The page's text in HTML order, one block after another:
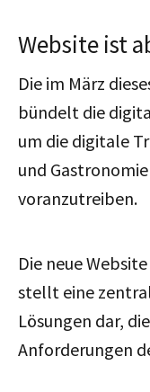
Website ist
Die im März
bündelt die
um die digitale
und
voranzutreiben.
Die neue
stellt eine
Lösungen dar,
Anforderungen